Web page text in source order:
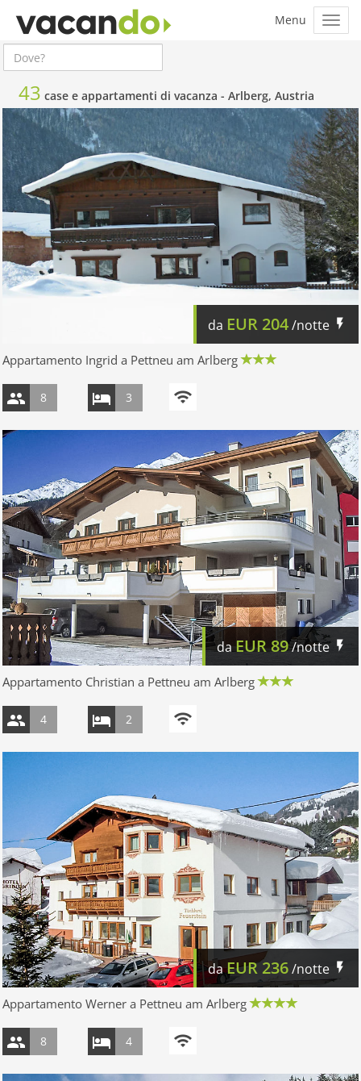
43 case e appartamenti di vacanza - Arlberg, Austria
da EUR 204/notte
Appartamento Ingrid a Pettneu am Arlberg
8 3
daEUR89/notte
Appartamento Christian a Pettneu am Arlberg
4 2
daEUR236/notte
Appartamento Werner a Pettneu am Arlberg
8 4